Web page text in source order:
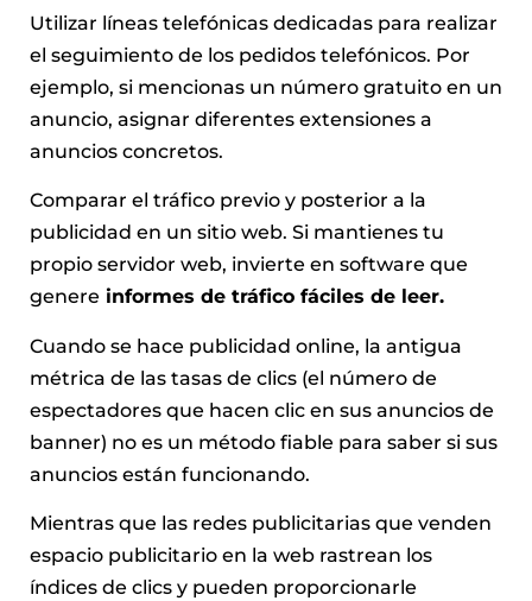
Utilizar líneas telefónicas dedicadas para realizar
el seguimiento de los pedidos telefónicos. Por
ejemplo, si mencionas un número gratuito en un
anuncio, asignar diferentes extensiones a
anuncios concretos.
Comparar el tráfico previo y posterior a la
publicidad en un sitio web. Si mantienes tu
propio servidor web, invierte en software que
genere informes de tráfico fáciles de leer.
Cuando se hace publicidad online, la antigua
métrica de las tasas de clics (el número de
espectadores que hacen clic en sus anuncios de
banner) no es un método fiable para saber si sus
anuncios están funcionando.
Mientras que las redes publicitarias que venden
espacio publicitario en la web rastrean los
índices de clics y pueden proporcionarle